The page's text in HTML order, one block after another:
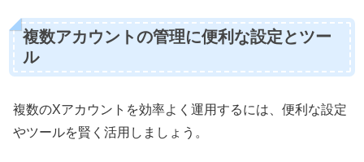
複数アカウントの管理に便利な設定とツー
ル
複数のXアカウントを効率よく運用するには、便利な設定
やツールを賢く活用しましょう。